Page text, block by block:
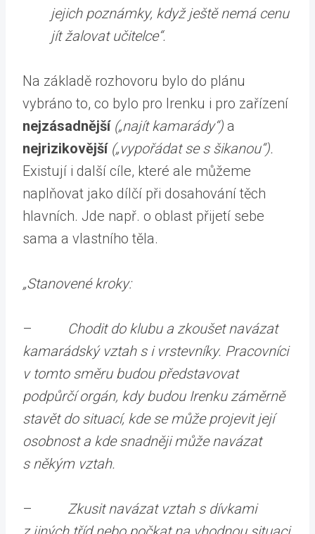
jejich poznámky, když ještě nemá cenu
jít žalovat učitelce“.
Na základě rozhovoru bylo do plánu
vybráno to, co bylo pro Irenku i pro zařízení
nejzásadnější („najít kamarády“) a
nejrizikovější („vypořádat se s šikanou“).
Existují i další cíle, které ale můžeme
naplňovat jako dílčí při dosahování těch
hlavních. Jde např. o oblast přijetí sebe
sama a vlastního těla.
„Stanovené kroky:
– Chodit do klubu a zkoušet navázat
kamarádský vztah s i vrstevníky. Pracovníci
v tomto směru budou představovat
podpůrčí orgán, kdy budou Irenku záměrně
stavět do situací, kde se může projevit její
osobnost a kde snadněji může navázat
s někým vztah.
– Zkusit navázat vztah s dívkami